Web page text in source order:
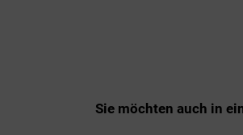
Sie möchten auch in